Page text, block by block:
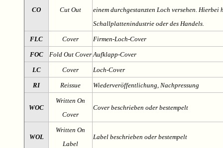
CO Cut Out
einem durchgestanzten Loch versehen. Hierbei
Schallplattenindustrie oder des Handels.
FLC Cover Firmen-Loch-Cover
FOC Fold Out Cover Aufklapp-Cover
LC Cover Loch-Cover
RI Reissue Wiederveröffentlichung, Nachpressung
WOC
Written On
Cover
Cover beschrieben oder bestempelt
WOL
Written On
Label
Label beschrieben oder bestempelt